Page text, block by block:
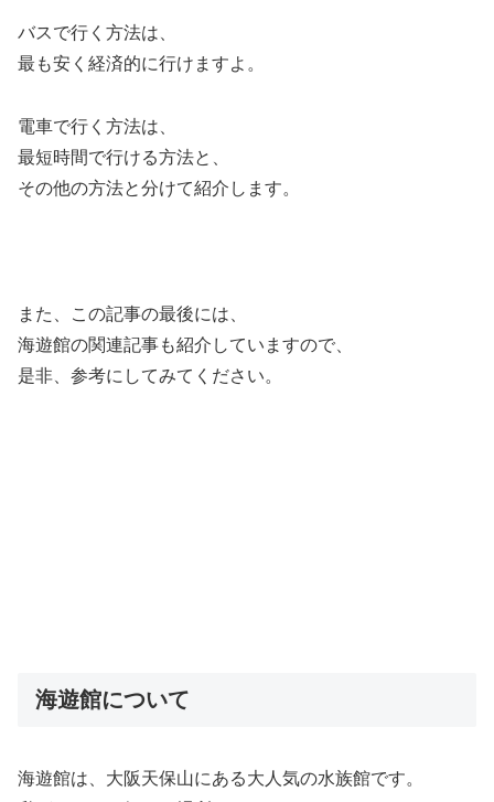
バスで行く方法は、
最も安く経済的に行けますよ。
電車で行く方法は、
最短時間で行ける方法と、
その他の方法と分けて紹介します。
また、この記事の最後には、
海遊館の関連記事も紹介していますので、
是非、参考にしてみてください。
海遊館について
海遊館は、大阪天保山にある大人気の水族館です。